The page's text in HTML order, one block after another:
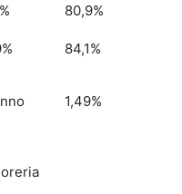
80,9%
84,1%
1,49%